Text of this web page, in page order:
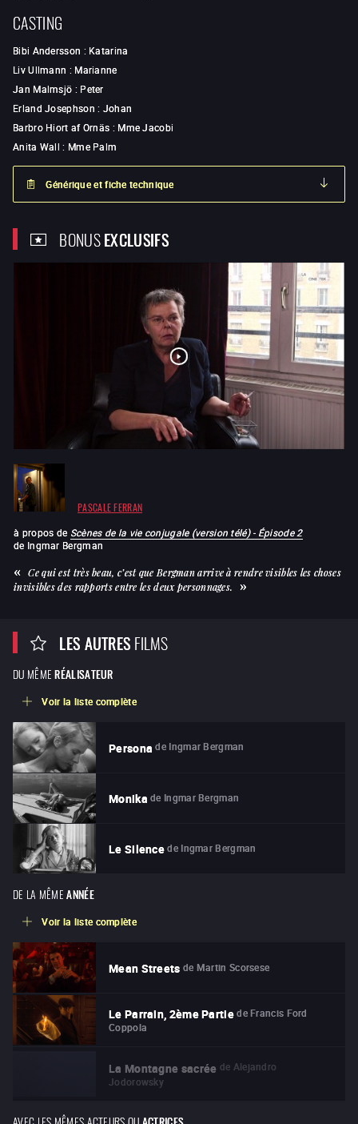
CASTING
Bibi Andersson : Katarina
Liv Ullmann : Marianne
Jan Malmsjö : Peter
Erland Josephson : Johan
Barbro Hiort af Ornäs : Mme Jacobi
Anita Wall : Mme Palm
Générique et fiche technique
BONUSEXCLUSIFS
PASCALE FERRAN
à propos de Scènes de la vie conjugale (version télé) - Épisode 2
de Ingmar Bergman
Ce qui est très beau, c’est que Bergman arrive à rendre visibles les choses
invisibles des rapports entre les deux personnages.
LES AUTRESFILMS
DU MÊME RÉALISATEUR
Voir la liste complète
Persona de Ingmar Bergman
Monika de Ingmar Bergman
Le Silence de Ingmar Bergman
DE LA MÊME ANNÉE
Voir la liste complète
Mean Streets de Martin Scorsese
Le Parrain, 2ème Partie de Francis Ford
Coppola
La Montagne sacrée de Alejandro
Jodorowsky
AVEC LES MÊMES ACTEURS OU ACTRICES